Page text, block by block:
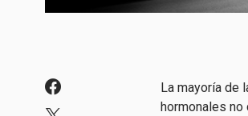
La mayoría de
hormonales